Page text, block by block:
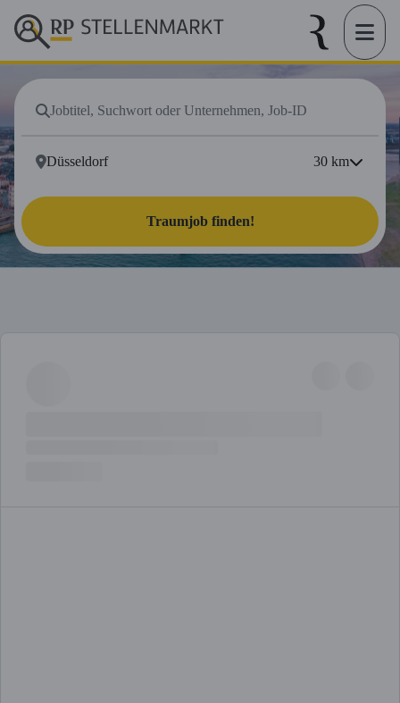
30 km
Traumjob finden!